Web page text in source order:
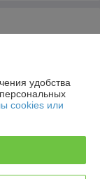
12.01.2026
удобства
cookies или